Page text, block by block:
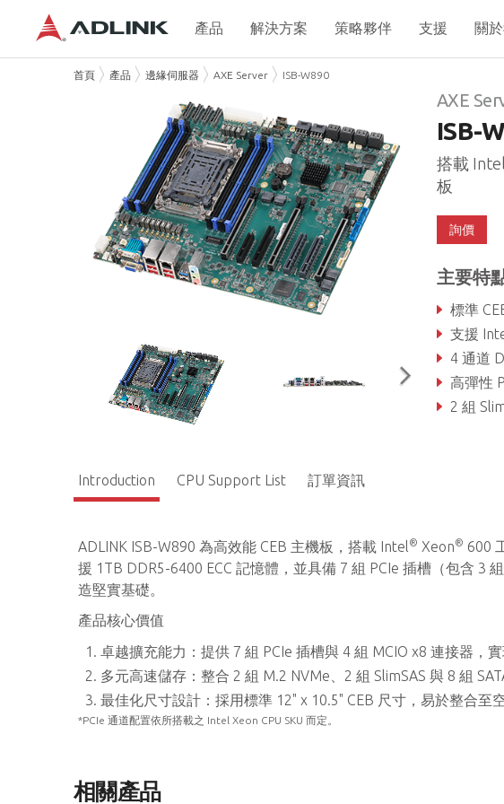
產品 解決方案 策略夥伴 支援 關
首頁 產品 邊緣伺服器 AXE Server ISB-W890
AXE
ISB-
搭載 Intel
板
詢價
主要特
標準 CEB
支援
4 通道
高彈性
2 組
Introduction CPU Support List 訂單資訊
ADLINK ISB-W890 為高效能 CEB 主機板，搭載 Intel® Xeon® 600
援 1TB DDR5-6400 ECC 記憶體，並具備 7 組 PCIe 插槽（包含 3
造堅實基礎。
產品核心價值
卓越擴充能力：提供 7 組 PCIe 插槽與 4 組 MCIO x8 連接器，實
多元高速儲存：整合 2 組 M.2 NVMe、2 組 SlimSAS 與 8 組
最佳化尺寸設計：採用標準 12" x 10.5" CEB 尺寸，易於整合至
*PCIe 通道配置依所搭載之 Intel Xeon CPU SKU 而定。
相關產品